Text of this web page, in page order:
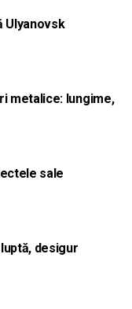
Ulyanovsk
metalice: lungime,
sale
desigur